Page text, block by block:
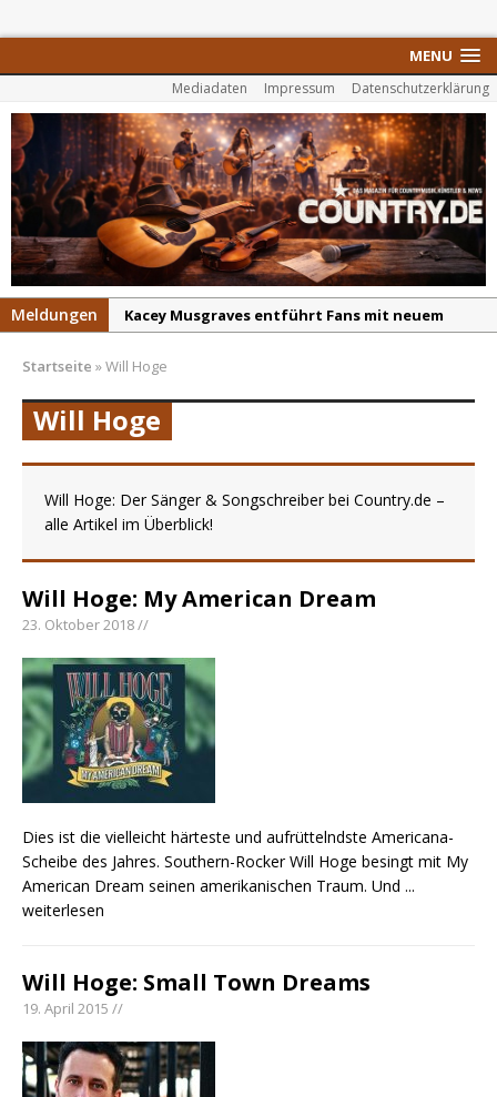
MENU
Mediadaten Impressum Datenschutzerklärung
Meldungen
Kacey Musgraves entführt Fans mit neuem
Carter Faith mit brandneuem Musikvideo zu
„Pearl Handled Pistol“
Son Volt – „Sound Signal Serenades“ erscheint
am 28. August
Country Music Hot News – 2. August 2026: Dolly
Parton, Bill Anderson und Shaboozey im Fokus
Chris Johnson & The Hollywood Hillbillies
kündigen neues Album mit „Better Days
Ahead“ an
Danke für Euer Vertrauen: Country.de erreicht
täglich rund 10.000 Leser
Startseite »Will Hoge
Will Hoge
Will Hoge: Der Sänger & Songschreiber bei Country.de –
alle Artikel im Überblick!
Will Hoge: My American Dream
23. Oktober 2018 //
Dies ist die vielleicht härteste und aufrüttelndste Americana-
Scheibe des Jahres. Southern-Rocker Will Hoge besingt mit My
American Dream seinen amerikanischen Traum. Und ...
weiterlesen
Will Hoge: Small Town Dreams
19. April 2015 //